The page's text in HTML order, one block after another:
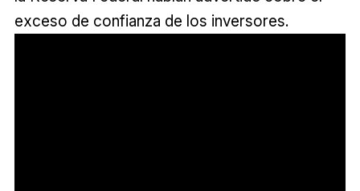
exceso de confianza de los inversores.